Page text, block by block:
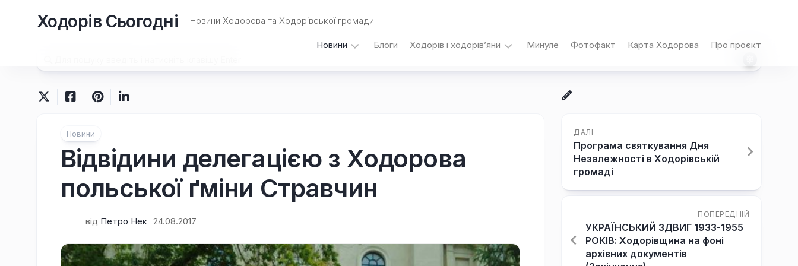
Ходорів Сьогодні Новини Ходорова та Ходорівської громади
Новини Блоги Ходорів і ходорів’яни
під
Дати,
Уродженці
Минуле Фотофакт Карта Ходорова Про проєкт
Новини
Відвідини делегацією з Ходорова
польської ґміни Стравчин
від Петро Нек 24.08.2017
ДАЛІ
Програма святкування Дня
Незалежності в Ходорівській
громаді
ПОПЕРЕДНІЙ
УКРАЇНСЬКИЙ ЗДВИГ 1933-1955
РОКІВ: Ходорівщина на фоні
архівних документів